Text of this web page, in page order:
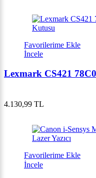
Favorilerime Ekle
İncele
Lexmark CS421
4.130,99 TL
Favorilerime Ekle
İncele